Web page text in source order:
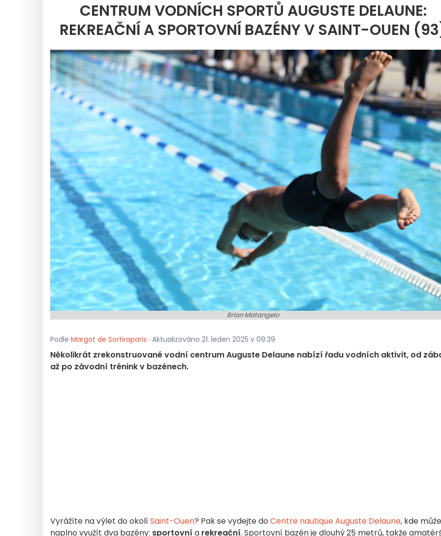
CENTRUM VODNÍCH SPORTŮ AUGUSTE DELAUNE:
REKREAČNÍ A SPORTOVNÍ BAZÉNY V SAINT-OUEN
Brian Matangelo
Podle Margot de Sortiraparis · Aktualizováno 21. leden 2025 v 09:39
Několikrát zrekonstruované vodní centrum Auguste Delaune nabízí řadu vodních aktivit, od
až po závodní trénink v bazénech.
Vyrážíte na výlet do okolíSaint-Ouen? Pak se vydejte do Centre nautique Auguste Delaune, kde
naplno využít dva bazény: sportovní a rekreační. Sportovní bazén je dlouhý 25 metrů, takže